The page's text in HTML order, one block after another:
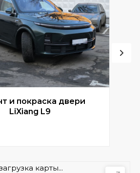
и покраска двери
LiXiang L9
карты...